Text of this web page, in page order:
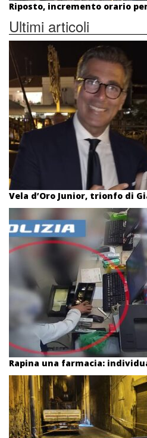
Riposto, incremento orario
Ultimi articoli
Vela d’Oro Junior, trionfo di
Rapina una farmacia: